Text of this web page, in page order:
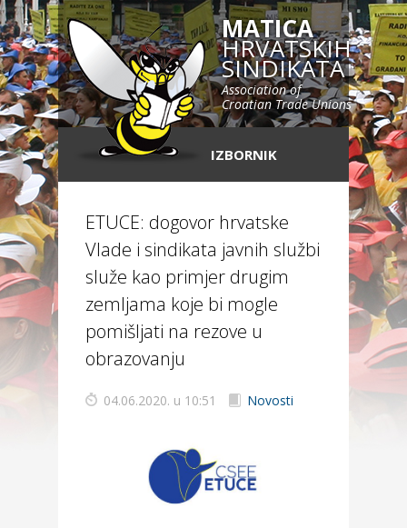
MATICA
HRVATSKIH
SINDIKATA
Association of
Croatian Trade Unions
IZBORNIK
ETUCE: dogovor hrvatske
Vlade i sindikata javnih službi
služe kao primjer drugim
zemljama koje bi mogle
pomišljati na rezove u
obrazovanju
04.06.2020. u 10:51 Novosti